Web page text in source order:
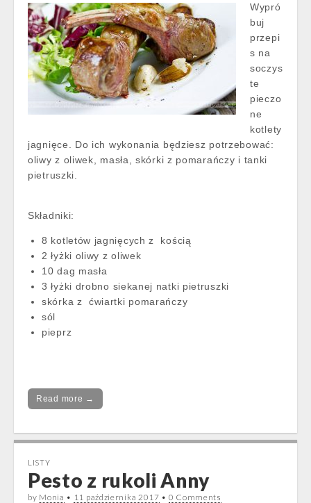
Wypró
buj
przepi
s na
soczys
te
pieczo
ne
kotlety
jagnięce. Do ich wykonania będziesz potrzebować:
oliwy z oliwek, masła, skórki z pomarańczy i tanki
pietruszki.
Składniki:
8 kotletów jagnięcych z kością
2 łyżki oliwy z oliwek
10 dag masła
3 łyżki drobno siekanej natki pietruszki
skórka z ćwiartki pomarańczy
sól
pieprz
Read more →
LISTY
Pesto z rukoli Anny
by Monia • 11 października 2017 • 0 Comments